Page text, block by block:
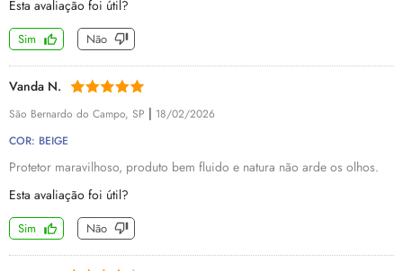
Esta avaliação foi útil?
Sim Não
Vanda N.
São Bernardo do Campo, SP | 18/02/2026
COR: BEIGE
Protetor maravilhoso, produto bem fluido e natura não arde os olhos.
Esta avaliação foi útil?
Sim Não